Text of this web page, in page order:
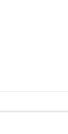
7 8